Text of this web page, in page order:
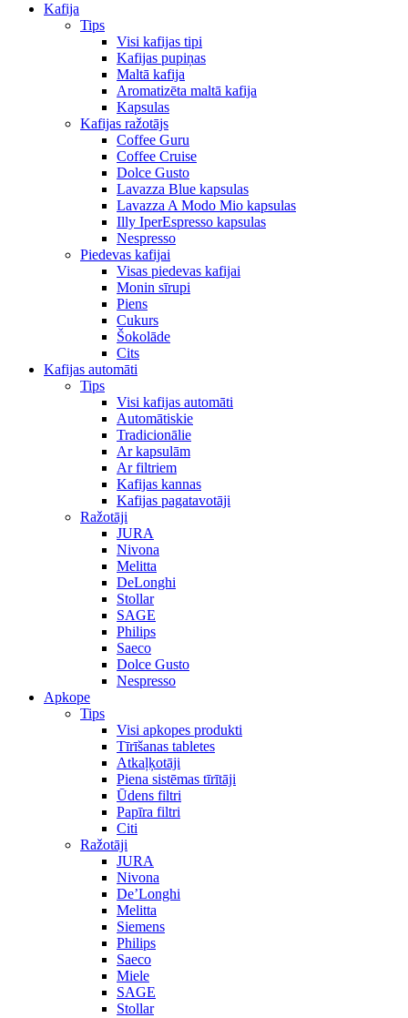
Kafija
Tips
Visi kafijas tipi
Kafijas pupiņas
Maltā kafija
Aromatizēta maltā kafija
Kapsulas
Kafijas ražotājs
Coffee Guru
Coffee Cruise
Dolce Gusto
Lavazza Blue kapsulas
Lavazza A Modo Mio kapsulas
Illy IperEspresso kapsulas
Nespresso
Piedevas kafijai
Visas piedevas kafijai
Monin sīrupi
Piens
Cukurs
Šokolāde
Cits
Kafijas automāti
Tips
Visi kafijas automāti
Automātiskie
Tradicionālie
Ar kapsulām
Ar filtriem
Kafijas kannas
Kafijas pagatavotāji
Ražotāji
JURA
Nivona
Melitta
DeLonghi
Stollar
SAGE
Philips
Saeco
Dolce Gusto
Nespresso
Apkope
Tips
Visi apkopes produkti
Tīrīšanas tabletes
Atkaļķotāji
Piena sistēmas tīrītāji
Ūdens filtri
Papīra filtri
Citi
Ražotāji
JURA
Nivona
De’Longhi
Melitta
Siemens
Philips
Saeco
Miele
SAGE
Stollar